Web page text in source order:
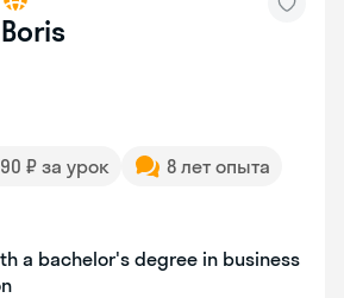
Boris
₽ за урок
8 лет опыта
a bachelor's degree in business